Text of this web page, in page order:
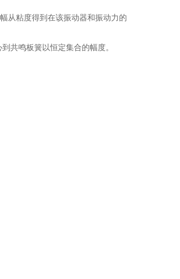
从粘度得到在该振动器和振动力的
共鸣板簧以恒定集合的幅度。